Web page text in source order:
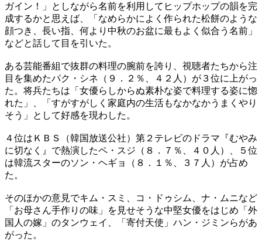
ガイン！」としながら名前を利用してヒップホップの韻を完
成するかと思えば、「なめらかによく作られた松餅のような
顔つき、長い指、何より中秋のお盆に最もよく似合う名前」
などと話して目を引いた。
ある芸能番組で抜群の料理の腕前を誇り、視聴者たちから注
目を集めたパク・シネ（９．２％、４２人）が３位に上がっ
た。将兵たちは「女優らしからぬ素朴な姿で料理する姿に惚
れた」、「すがすがしく家庭内の生活もなかなかうまくやり
そう」として好感を現わした。
４位はＫＢＳ（韓国放送公社）第２テレビのドラマ『むやみ
に切なく』で熱演したペ・スジ（８．７％、４０人）、５位
は韓流スターのソン・ヘギョ（８．１％、３７人）が占め
た。
そのほかの意見でキム・スミ、コ・ドゥシム、ナ・ムニなど
「お母さん手作りの味」を見せそうな中堅女優をはじめ「外
国人の嫁」のタンウェイ、「寄付天使」ハン・ジミンらがあ
がった。